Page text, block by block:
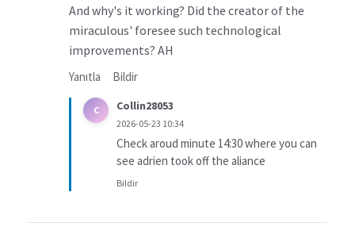
And why's it working? Did the creator of the
miraculous' foresee such technological
improvements? AH
Yanıtla Bildir
C Collin28053
2026-05-23 10:34
Check aroud minute 14:30 where you can
see adrien took off the aliance
Bildir